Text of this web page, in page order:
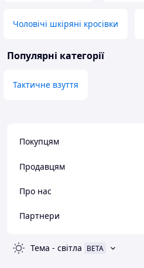
Чоловічі шкіряні кросівки
Популярні категорії
Тактичне взуття
Покупцям
Продавцям
Про нас
Партнери
Тема - світла BETA